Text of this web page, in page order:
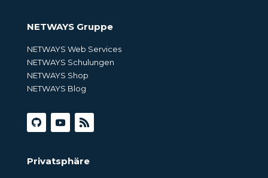
NETWAYS Gruppe
NETWAYS Web Services
NETWAYS Schulungen
NETWAYS Shop
NETWAYS Blog
Privatsphäre